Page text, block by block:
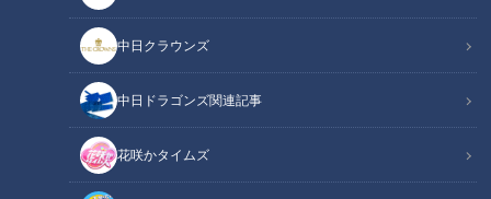
中日クラウンズ
中日ドラゴンズ関連記事
花咲かタイムズ